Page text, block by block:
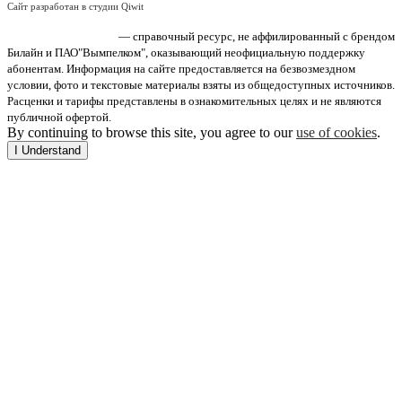
Сайт разработан в студии Qiwit
— справочный ресурс, не аффилированный с брендом
Билайн и ПАО"Вымпелком", оказывающий неофициальную поддержку
абонентам. Информация на сайте предоставляется на безвозмездном
условии, фото и текстовые материалы взяты из общедоступных источников.
Расценки и тарифы представлены в ознакомительных целях и не являются
публичной офертой.
By continuing to browse this site, you agree to ouruse of cookies.
I Understand